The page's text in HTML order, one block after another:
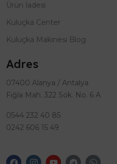
Ürün İadesi
Kuluçka Center
Kuluçka Makinesi Blog
Adres
07400 Alanya / Antalya
Fığla Mah. 322 Sok. No. 6 A
0544 232 40 85
0242 606 15 49